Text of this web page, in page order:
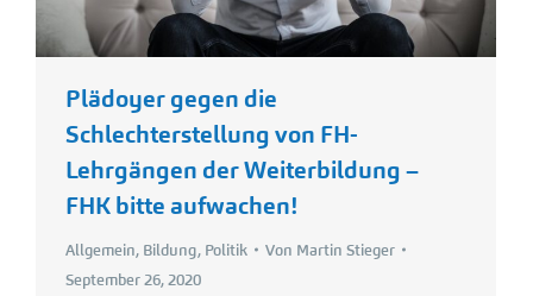
Plädoyer gegen die
Schlechterstellung von FH-
Lehrgängen der Weiterbildung –
FHK bitte aufwachen!
Allgemein, Bildung, Politik Von Martin Stieger
September 26, 2020